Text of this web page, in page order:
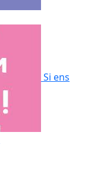
Si ens